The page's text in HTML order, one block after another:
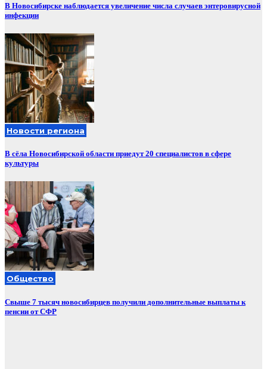
В Новосибирске наблюдается увеличение числа случаев энтеровирусной
инфекции
Новости региона
В сёла Новосибирской области приедут 20 специалистов в сфере
культуры
Общество
Свыше 7 тысяч новосибирцев получили дополнительные выплаты к
пенсии от СФР